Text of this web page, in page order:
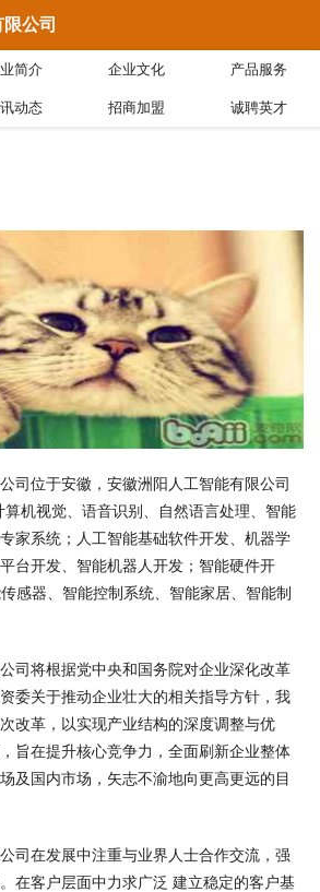
公司
简介 企业文化 产品服务
动态 招商加盟 诚聘英才
司位于安徽，安徽洲阳人工智能有限公司
算机视觉、语音识别、自然语言处理、智能
家系统；人工智能基础软件开发、机器学
台开发、智能机器人开发；智能硬件开
感器、智能控制系统、智能家居、智能制
司将根据党中央和国务院对企业深化改革
委关于推动企业壮大的相关指导方针，我
改革，以实现产业结构的深度调整与优
旨在提升核心竞争力，全面刷新企业整体
及国内市场，矢志不渝地向更高更远的目
司在发展中注重与业界人士合作交流，强
在客户层面中力求广泛 建立稳定的客户基